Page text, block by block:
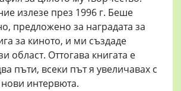
излезе през 1996 г. Беше
предложено за наградата за
за киното, и ми създаде
област. Оттогава книгата е
пъти, всеки път я увеличавах с
интервюта.